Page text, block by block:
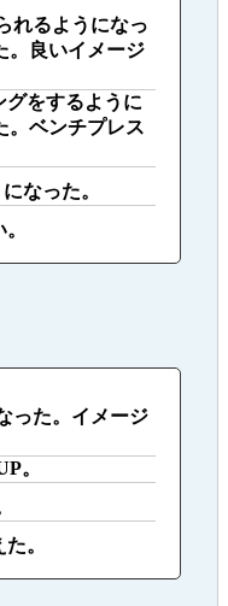
れるようになっ
。良いイメージ
グをするように
。ベンチプレス
なった。
った。イメージ
。
。